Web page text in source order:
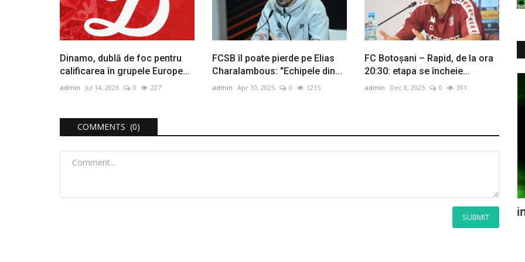
Dinamo, dublă de foc pentru
calificarea în grupele Europe...
admin Jul 14, 2026 0 227
FCSB îl poate pierde pe Elias
Charalambous: "Echipele din...
admin Apr 10, 2025 0 1215
FC Botoșani – Rapid, de la ora
20:30: etapa se încheie...
admin Dec 8, 2025 0 391
COMMENTS (0)
SUBMIT
Anunțuri Ședințe
#PARJOL - Sedinta Consiliului Local din